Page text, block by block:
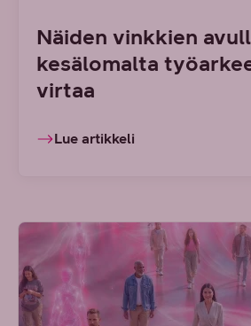
Näiden vinkkien
kesälomalta
virtaa
Lue artikkeli